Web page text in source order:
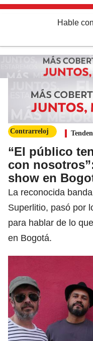
Hable
Contrarreloj
“El público
con
show en
La reconocida
Superlitio, pasó por
para hablar de lo
en Bogotá.